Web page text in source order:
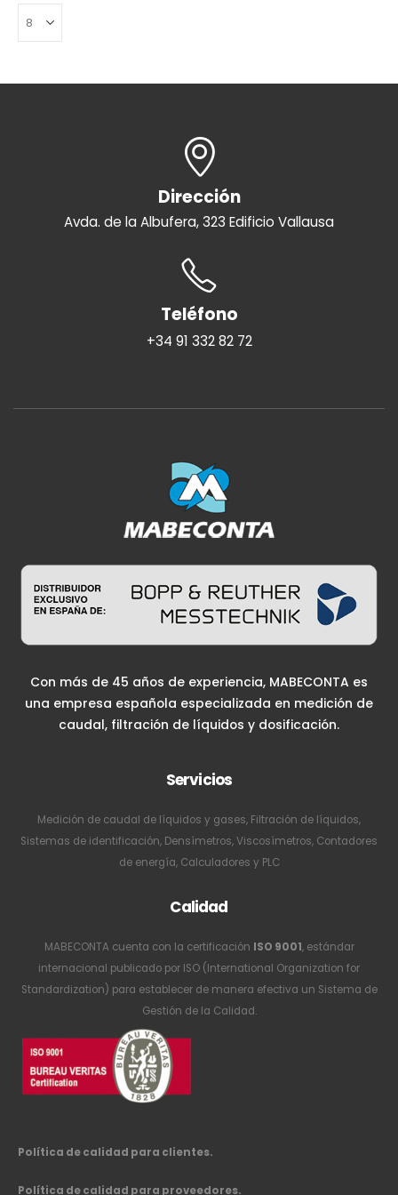
Dirección
Avda. de la Albufera, 323 Edificio Vallausa
Teléfono
+34 91 332 82 72
Con más de 45 años de experiencia, MABECONTA es
una empresa española especializada en medición de
caudal, filtración de líquidos y dosificación.
Servicios
Medición de caudal de líquidos y gases, Filtración de líquidos,
Sistemas de identificación, Densímetros, Viscosímetros, Contadores
de energía, Calculadores y PLC
Calidad
MABECONTA cuenta con la certificación ISO 9001, estándar
internacional publicado por ISO (International Organization for
Standardization) para establecer de manera efectiva un Sistema de
Gestión de la Calidad.
Política de calidad para clientes.
Política de calidad para proveedores.